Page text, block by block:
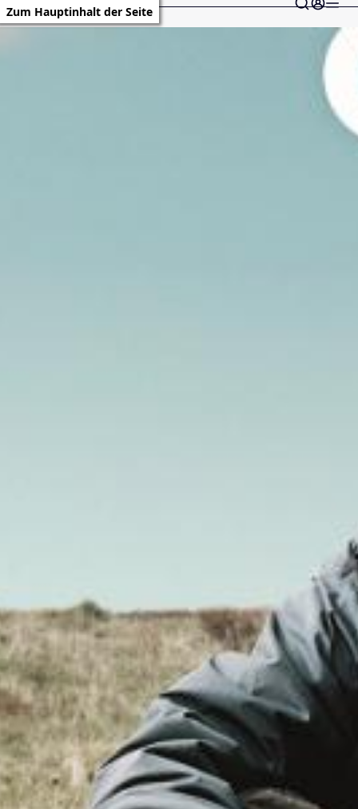
Zum Hauptinhalt der Seite